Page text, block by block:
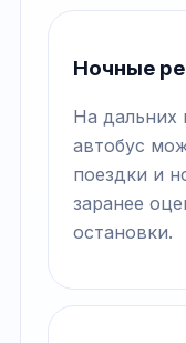
Ночные
На дальних
автобус
поездки и
заранее
остановки.